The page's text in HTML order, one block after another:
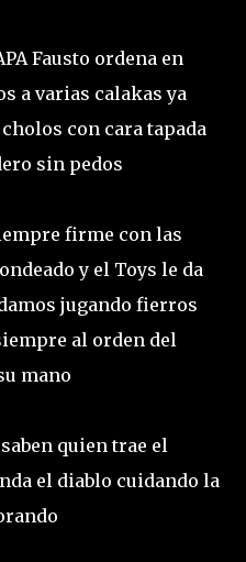
Fausto ordena en
a varias calakas ya
con cara tapada
sin pedos
firme con las
y el Toys le da
jugando fierros
al orden del
mano
quien trae el
el diablo cuidando la